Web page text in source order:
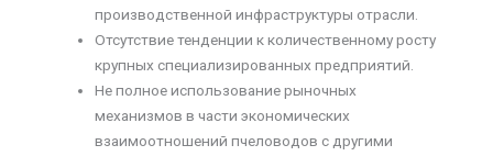
производственной инфраструктуры отрасли.
Отсутствие тенденции к количественному росту
крупных специализированных предприятий.
Не полное использование рыночных
механизмов в части экономических
взаимоотношений пчеловодов с другими